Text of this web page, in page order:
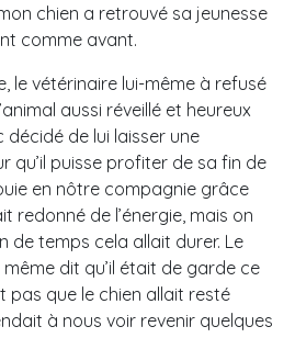
chien a retrouvé sa jeunesse
comme avant.
le vétérinaire lui-même à refusé
aussi réveillé et heureux
décidé de lui laisser une
qu’il puisse profiter de sa fin de
en nôtre compagnie grâce
redonné de l’énergie, mais on
de temps cela allait durer. Le
dit qu’il était de garde ce
pas que le chien allait resté
à nous voir revenir quelques